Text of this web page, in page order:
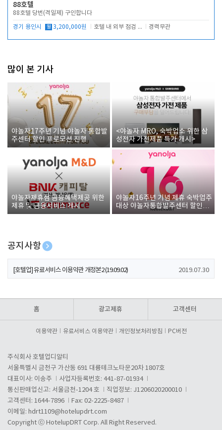
88호텔
88호텔 당번(격일제) 구인합니다
경기 용인시 월 3,200,000원 호텔 내 외부 점검 및 프런트 운영 경력무관
많이 본 기사
야놀자17주년 기념 야놀자 통합발
주센터 할인 프로모션 진행
<야놀자 MRO, 숙박업소 위한 삼
성전자 가전제품 특가 개시>
야놀자제휴점 금융혜택제공 위한
제휴 및 금융서비스 게시
야놀자16주년 기념 제휴 숙박업주
대상 야놀자통합발주센터 할인쿠
폰 증정
공지사항
[호텔업] 개인정보 처리방침 개정본1 (19.09.02)
[호텔업] 유료서비스 이용약관 개정본2 (19.09.02) 2019.07.30
홈 광고제휴 고객센터
이용약관 유료서비스 이용약관 개인정보처리방침 PC버전
주식회사 호텔업디알티
서울특별시 금천구 가산동 691 대륭테크노타운20차 1807호
대표이사: 이송주
사업자등록번호: 441-87-01934
통신판매업신고: 서울금천-1204 호
직업정보: J1206020200010
고객센터: 1644-7896
Fax: 02-2225-8487
이메일: hdrt1109@hotelupdrt.com
Copyright ⓒ HotelupDRT Corp. All Right Reserved.